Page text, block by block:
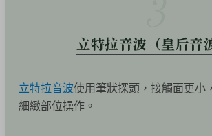
立特拉音波（皇后音
立特拉音波使用筆狀探頭，接觸面更小
細緻部位操作。